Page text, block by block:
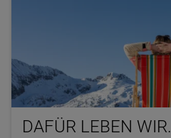
DAFÜR LEBEN WIR.